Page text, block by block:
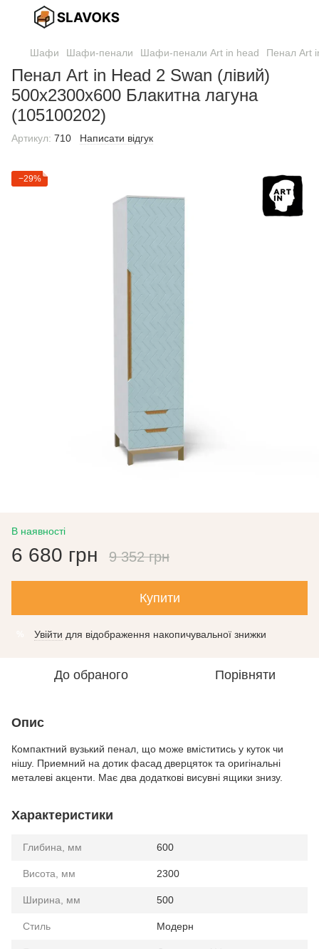
Шафи Шафи-пенали Шафи-пенали Art in head Пенал Art
Пенал Art in Head 2 Swan (лівий)
500x2300x600 Блакитна лагуна
(105100202)
Артикул: 710 Написати відгук
−29%
В наявності
6 680 грн 9 352 грн
Купити
Увійти для відображення накопичувальної знижки
До обраного Порівняти
Опис
Компактний вузький пенал, що може вміститись у куток чи
нішу. Приемний на дотик фасад дверцяток та оригінальні
металеві акценти. Має два додаткові висувні ящики знизу.
Характеристики
Глибина, мм 600
Висота, мм 2300
Ширина, мм 500
Стиль Модерн